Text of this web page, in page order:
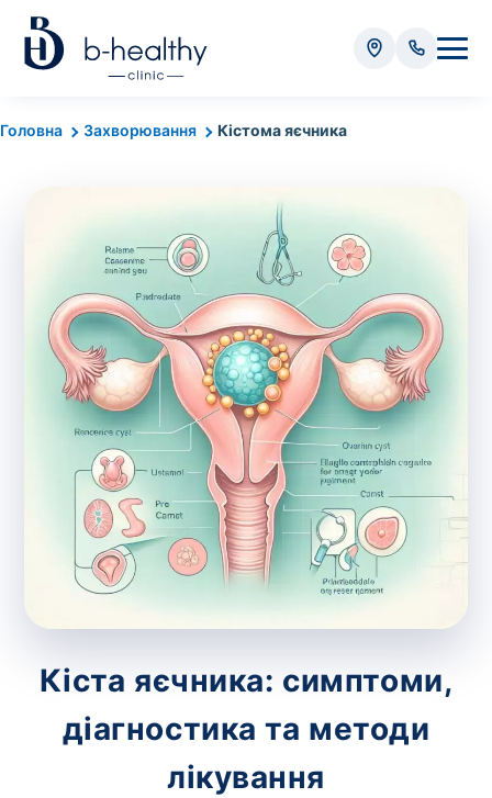
Головна Захворювання Кістома яєчника
Кіста яєчника: симптоми,
діагностика та методи
лікування
Аналізи
Вартість забору крові - 50 грн
Вартість забору біоматеріалу (крім крові) - від
Всього: 0 грн
Попередній запис на дослідження не
потрібний. Виняток становлять мазки та
зіскрібки. Взяття біоматеріалу для них
виконує лікар – необхідийзапис до фахівця
Аналіз вдома